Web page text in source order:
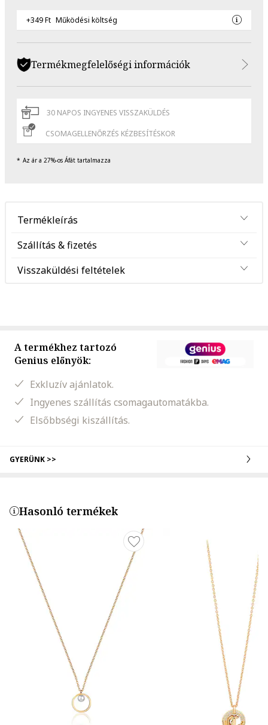
+349 Ft Működési költség
Termékmegfelelőségi információk
30 NAPOS INGYENES VISSZAKÜLDÉS
CSOMAGELLENŐRZÉS KÉZBESÍTÉSKOR
Az ár a 27%-os Áfát tartalmazza
Termékleírás
Szállítás & fizetés
Visszaküldési feltételek
A termékhez tartozó
Genius előnyök:
Exkluzív ajánlatok.
Ingyenes szállítás csomagautomatákba.
Elsőbbségi kiszállítás.
GYERÜNK >>
Hasonló termékek